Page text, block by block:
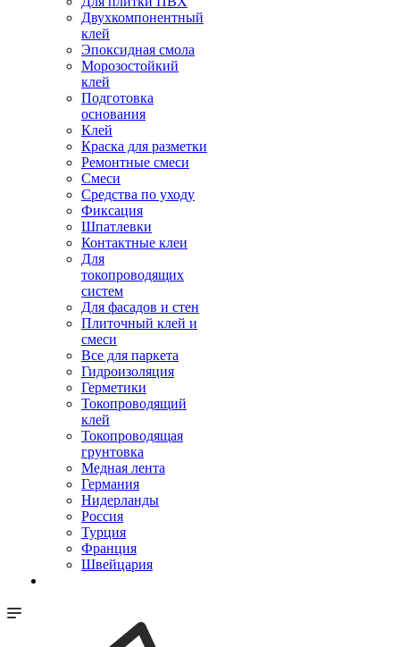
Двухкомпонентный
клей
Эпоксидная смола
Морозостойкий
клей
Подготовка
основания
Клей
Краска для разметки
Ремонтные смеси
Смеси
Средства по уходу
Фиксация
Шпатлевки
Контактные клеи
Для
токопроводящих
систем
Для фасадов и стен
Плиточный клей и
смеси
Все для паркета
Гидроизоляция
Герметики
Токопроводящий
клей
Токопроводящая
грунтовка
Медная лента
Германия
Нидерланды
Россия
Турция
Франция
Швейцария